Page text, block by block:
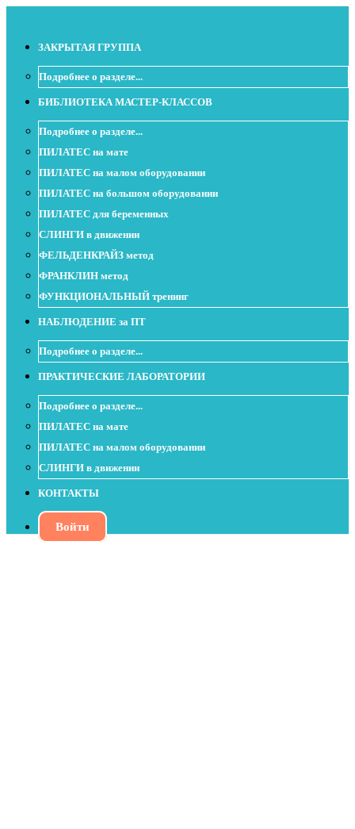
ЗАКРЫТАЯ ГРУППА
Подробнее о разделе...
БИБЛИОТЕКА МАСТЕР-КЛАССОВ
Подробнее о разделе...
ПИЛАТЕС на мате
ПИЛАТЕС на малом оборудовании
ПИЛАТЕС на большом оборудовании
ПИЛАТЕС для беременных
СЛИНГИ в движении
ФЕЛЬДЕНКРАЙЗ метод
ФРАНКЛИН метод
ФУНКЦИОНАЛЬНЫЙ тренинг
НАБЛЮДЕНИЕ за ПТ
Подробнее о разделе...
ПРАКТИЧЕСКИЕ ЛАБОРАТОРИИ
Подробнее о разделе...
ПИЛАТЕС на мате
ПИЛАТЕС на малом оборудовании
СЛИНГИ в движении
КОНТАКТЫ
Войти